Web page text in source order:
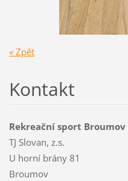
« Zpět
Kontakt
Rekreační sport Broumov
TJ Slovan, z.s.
U horní brány 81
Broumov